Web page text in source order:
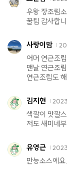
우왕 장조림
꿀팁 감사합
사랑이맘
어머 연근조
맨날 연근조
연근조림도
김지현
색깔이 맛깔
저도 새미네
유영근
만능소스에